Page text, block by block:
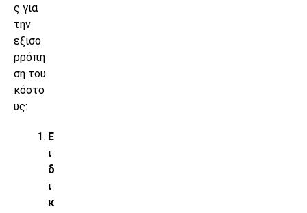
ς για
την
εξισο
ρρόπη
ση του
κόστο
υς:
Ε
ι
δ
ι
κ